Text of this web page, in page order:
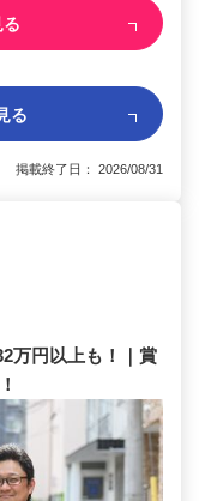
る
掲載終了日： 2026/08/31
万円以上も！｜賞